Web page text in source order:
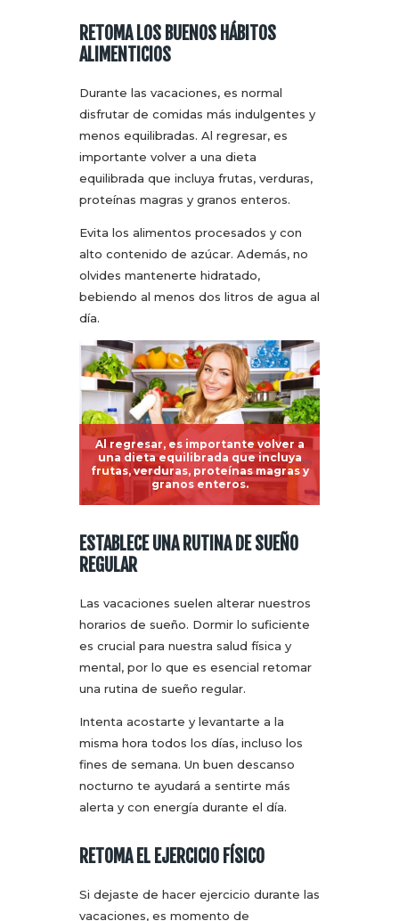
RETOMA LOS BUENOS HÁBITOS
ALIMENTICIOS
Durante las vacaciones, es normal
disfrutar de comidas más indulgentes y
menos equilibradas. Al regresar, es
importante volver a una dieta
equilibrada que incluya frutas, verduras,
proteínas magras y granos enteros.
Evita los alimentos procesados y con
alto contenido de azúcar. Además, no
olvides mantenerte hidratado,
bebiendo al menos dos litros de agua al
día.
Al regresar, es importante volver a
una dieta equilibrada que incluya
frutas, verduras, proteínas magras y
granos enteros.
ESTABLECE UNA RUTINA DE SUEÑO
REGULAR
Las vacaciones suelen alterar nuestros
horarios de sueño. Dormir lo suficiente
es crucial para nuestra salud física y
mental, por lo que es esencial retomar
una rutina de sueño regular.
Intenta acostarte y levantarte a la
misma hora todos los días, incluso los
fines de semana. Un buen descanso
nocturno te ayudará a sentirte más
alerta y con energía durante el día.
RETOMA EL EJERCICIO FÍSICO
Si dejaste de hacer ejercicio durante las
vacaciones, es momento de